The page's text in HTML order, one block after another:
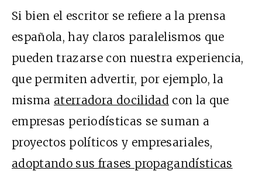
Si bien el escritor se refiere a la prensa
española, hay claros paralelismos que
pueden trazarse con nuestra experiencia,
que permiten advertir, por ejemplo, la
misma aterradora docilidadcon la que
empresas periodísticas se suman a
proyectos políticos y empresariales,
adoptando sus frases propagandísticas